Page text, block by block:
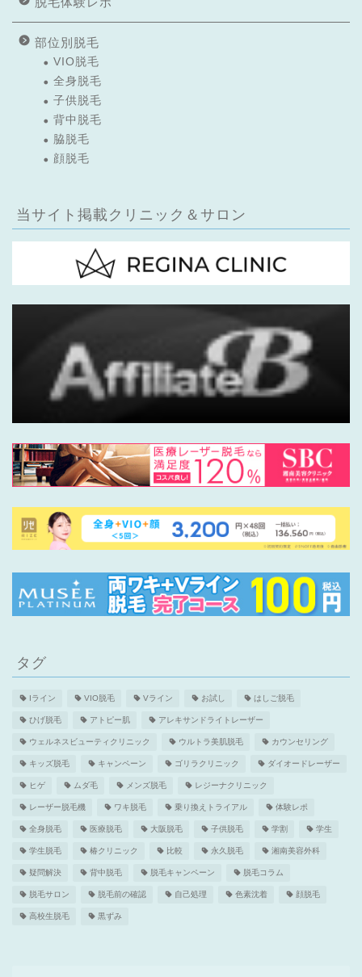
部位別脱毛
VIO脱毛
全身脱毛
子供脱毛
背中脱毛
脇脱毛
顔脱毛
当サイト掲載クリニック＆サロン
タグ
Iライン VIO脱毛 Vライン お試し はしご脱毛
ひげ脱毛 アトピー肌 アレキサンドライトレーザー
ウェルネスビューティクリニック ウルトラ美肌脱毛 カウンセリング
キッズ脱毛 キャンペーン ゴリラクリニック ダイオードレーザー
ヒゲ ムダ毛 メンズ脱毛 レジーナクリニック
レーザー脱毛機 ワキ脱毛 乗り換えトライアル 体験レポ
全身脱毛 医療脱毛 大阪脱毛 子供脱毛 学割 学生
学生脱毛 椿クリニック 比較 永久脱毛 湘南美容外科
疑問解決 背中脱毛 脱毛キャンペーン 脱毛コラム
脱毛サロン 脱毛前の確認 自己処理 色素沈着 顔脱毛
高校生脱毛 黒ずみ